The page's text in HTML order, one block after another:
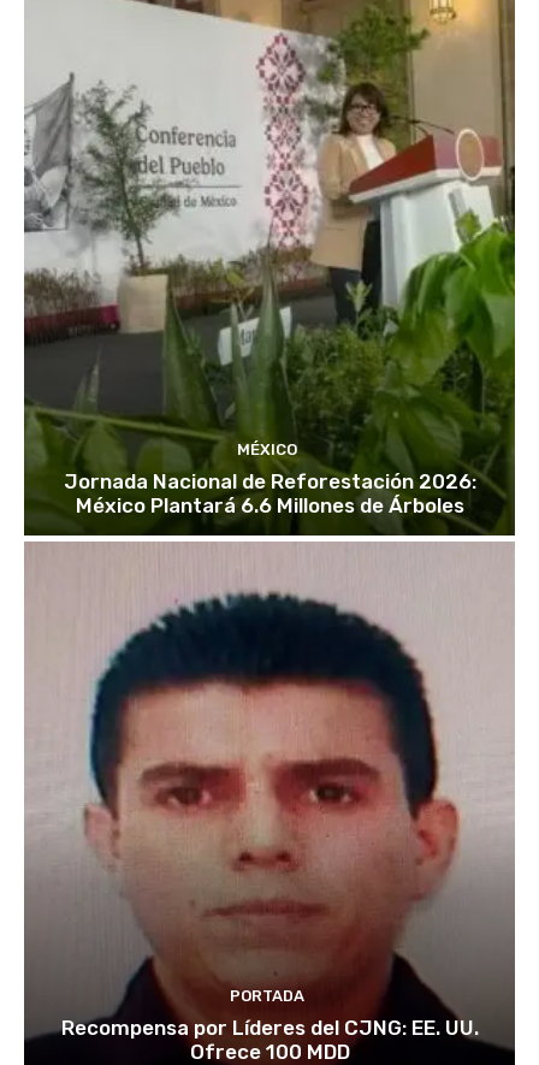
MÉXICO
Jornada Nacional de Reforestación 2026:
México Plantará 6.6 Millones de Árboles
PORTADA
Recompensa por Líderes del CJNG: EE. UU.
Ofrece 100 MDD